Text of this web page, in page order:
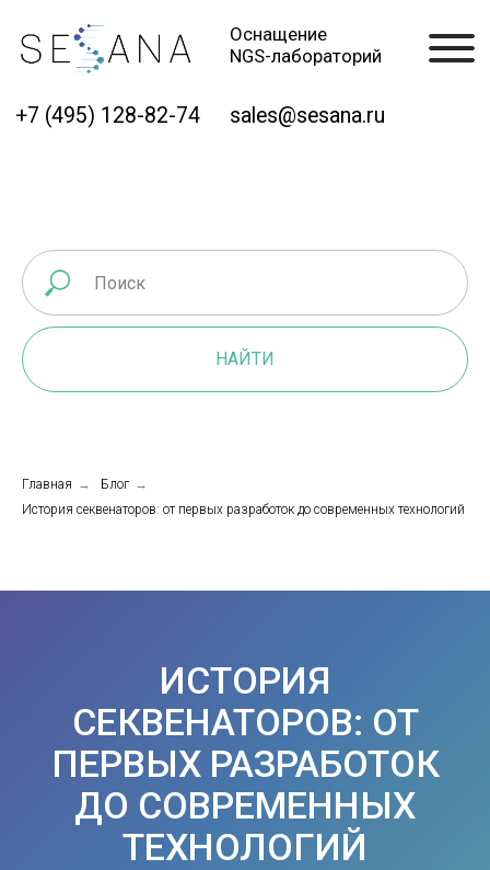
Оснащение
NGS-лабораторий
НАЙТИ
Главная → Блог →
История секвенаторов: от первых разработок до современных технологий
ИСТОРИЯ
СЕКВЕНАТОРОВ: ОТ
ПЕРВЫХ РАЗРАБОТОК
ДО СОВРЕМЕННЫХ
ТЕХНОЛОГИЙ